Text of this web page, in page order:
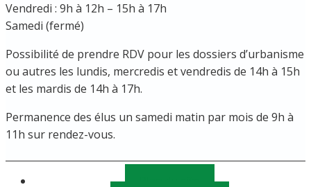
Vendredi : 9h à 12h – 15h à 17h
Samedi (fermé)
Possibilité de prendre RDV pour les dossiers d’urbanisme
ou autres les lundis, mercredis et vendredis de 14h à 15h
et les mardis de 14h à 17h.
Permanence des élus un samedi matin par mois de 9h à
11h sur rendez-vous.